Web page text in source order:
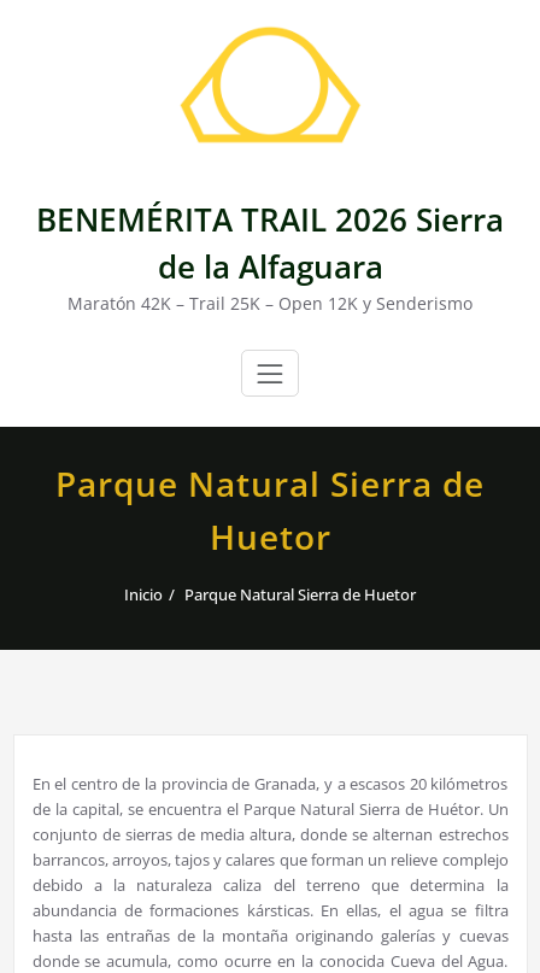
BENEMÉRITA TRAIL 2026 Sierra
de la Alfaguara
Maratón 42K – Trail 25K – Open 12K y Senderismo
Parque Natural Sierra de
Huetor
Inicio Parque Natural Sierra de Huetor
En el centro de la provincia de Granada, y a escasos 20 kilómetros
de la capital, se encuentra el Parque Natural Sierra de Huétor. Un
conjunto de sierras de media altura, donde se alternan estrechos
barrancos, arroyos, tajos y calares que forman un relieve complejo
debido a la naturaleza caliza del terreno que determina la
abundancia de formaciones kársticas. En ellas, el agua se filtra
hasta las entrañas de la montaña originando galerías y cuevas
donde se acumula, como ocurre en la conocida Cueva del Agua.